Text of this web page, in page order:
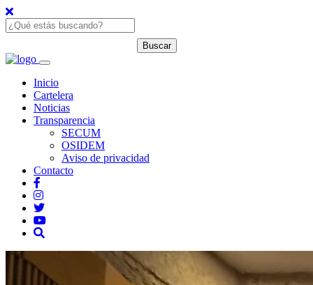
Inicio
Cartelera
Noticias
Transparencia
SECUM
OSIDEM
Aviso de privacidad
Contacto